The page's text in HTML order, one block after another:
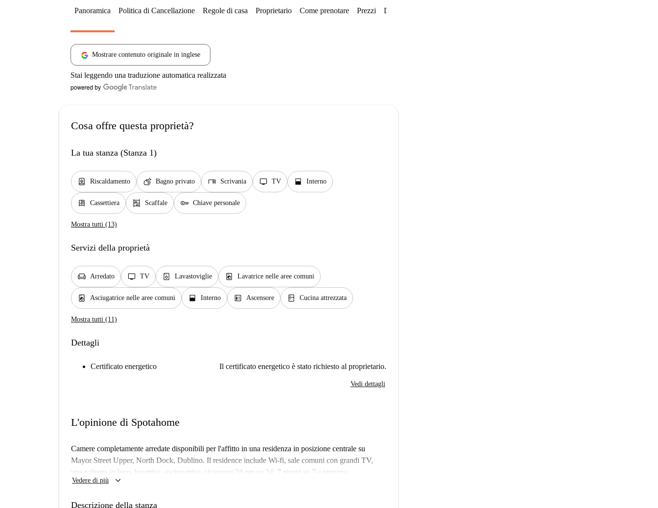
Panoramica Politica di Cancellazione Regole di casa Proprietario Come prenotare Prezzi Disponibilità
Mostrare contenuto originale in inglese
Stai leggendo una traduzione automatica realizzata
Cosa offre questa proprietà?
La tua stanza (Stanza 1)
water_heater Riscaldamento soap Bagno privato desk Scrivania tv TV window_open Interno
dresser Cassettiera shelves Scaffale key Chiave personale
Mostra tutti (13)
Servizi della proprietà
chair Arredato tv TV dishwasher_gen Lavastoviglie local_laundry_service Lavatrice nelle aree comuni
local_laundry_service Asciugatrice nelle aree comuni window_open Interno elevator Ascensore kitchen Cucina attrezzata
Mostra tutti (11)
Dettagli
Certificato energetico Il certificato energetico è stato richiesto al proprietario.
Vedi dettagli
L'opinione di Spotahome
Camere completamente arredate disponibili per l'affitto in una residenza in posizione centrale su
Mayor Street Upper, North Dock, Dublino. Il residence include Wi-fi, sale comuni con grandi TV,
una palestra in loco, lavatrice, asciugatrice, sicurezza 24 ore su 24, 7 giorni su 7 e terrazza
panoramica.
Importante: questa stanza fa parte di un set. Ciò significa che ci sono altre stanze quasi identiche
Vedere di più keyboard_arrow_down
Descrizione della stanza